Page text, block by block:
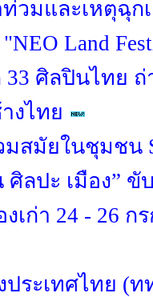
วมและเหตุฉุก
Land
33 ศิลปินไทย
งไทย
สมัยในชุมชน
ศิลปะ เมือง” ขั
เก่า 24 - 26
ประเทศไทย (